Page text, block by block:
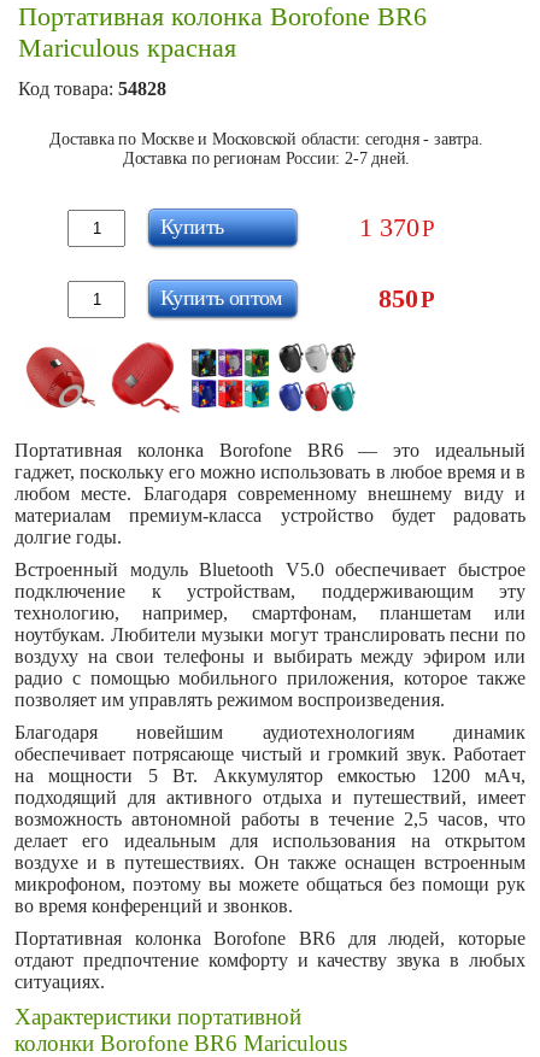
Портативная колонка Borofone BR6
Mariculous красная
Код товара: 54828
Доставка по Москве и Московской области: сегодня - завтра.
Доставка по регионам России: 2-7 дней.
1 370Р
Купить
850Р
Купить оптом
Портативная колонка Borofone BR6 — это идеальный
гаджет, поскольку его можно использовать в любое время и в
любом месте. Благодаря современному внешнему виду и
материалам премиум-класса устройство будет радовать
долгие годы.
Встроенный модуль Bluetooth V5.0 обеспечивает быстрое
подключение к устройствам, поддерживающим эту
технологию, например, смартфонам, планшетам или
ноутбукам. Любители музыки могут транслировать песни по
воздуху на свои телефоны и выбирать между эфиром или
радио с помощью мобильного приложения, которое также
позволяет им управлять режимом воспроизведения.
Благодаря новейшим аудиотехнологиям динамик
обеспечивает потрясающе чистый и громкий звук. Работает
на мощности 5 Вт. Аккумулятор емкостью 1200 мАч,
подходящий для активного отдыха и путешествий, имеет
возможность автономной работы в течение 2,5 часов, что
делает его идеальным для использования на открытом
воздухе и в путешествиях. Он также оснащен встроенным
микрофоном, поэтому вы можете общаться без помощи рук
во время конференций и звонков.
Портативная колонка Borofone BR6 для людей, которые
отдают предпочтение комфорту и качеству звука в любых
ситуациях.
Характеристики портативной
колонки Borofone BR6 Mariculous